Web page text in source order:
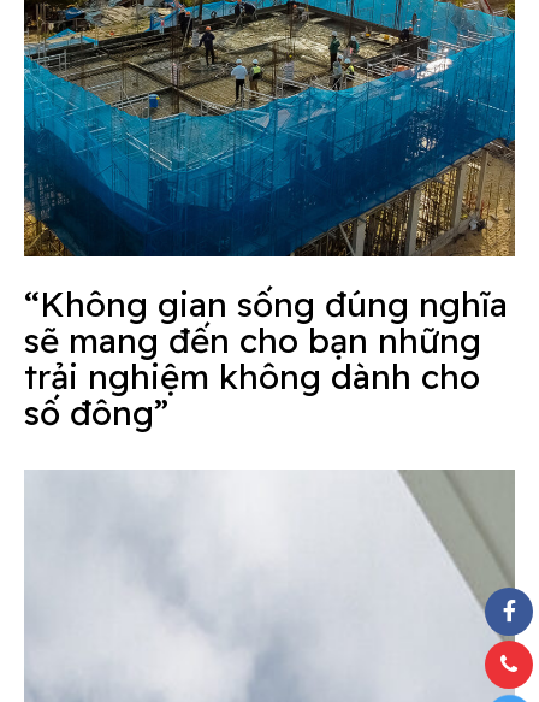
“Không gian sống đúng nghĩa
sẽ mang đến cho bạn những
trải nghiệm không dành cho
số đông”